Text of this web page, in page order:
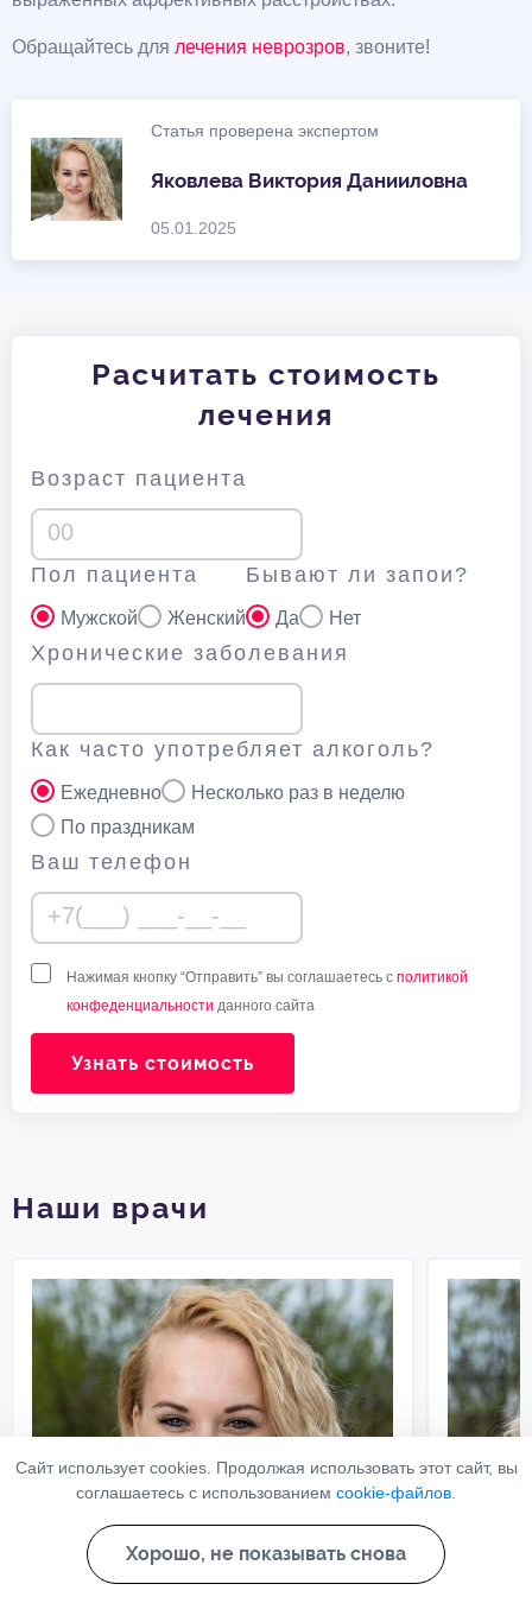
Обращайтесь для лечения неврозров, звоните!
Статья проверена экспертом
Яковлева Виктория Данииловна
05.01.2025
Расчитать стоимость
лечения
Возраст пациента
Пол пациента
Мужской Женский
Бывают ли запои?
Да Нет
Хронические заболевания
Как часто употребляет алкоголь?
Ежедневно
Несколько раз в неделю
По праздникам
Ваш телефон
Нажимая кнопку “Отправить” вы соглашаетесь с политикой
конфеденциальности данного сайта
Узнать стоимость
Наши врачи
Сайт использует cookies. Продолжая использовать этот сайт, вы
соглашаетесь с использованием cookie-файлов
Хорошо, не показывать снова